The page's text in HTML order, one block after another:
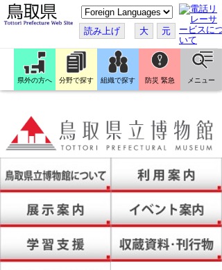
こ
の
ペ
ー
ジ
翻
訳
す
読み上げ 大 元
県外の方へ 分野で探す 組織で探す 防災 緊急 メニュー